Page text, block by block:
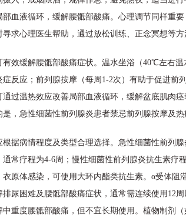
部血液循环，缓解腰骶部酸痛。心理调节同样重
寻求心理医生帮助，通过放松训练、正念冥想等方
有效缓解腰骶部酸痛症状。温水坐浴（40℃左右
症反应；前列腺按摩（每周1-2次）有助于促进前
通过温热效应改善局部血液循环，缓解盆底肌肉
，急性细菌性前列腺炎患者禁忌前列腺按摩及热
根据病情程度及类型合理选择。急性细菌性前列
通常疗程为4-6周；慢性细菌性前列腺炎抗生素疗
衣原体感染，可使用大环内酯类抗生素。α受体
尿困难及腰骶部酸痛症状，通常需连续使用12
中重度腰骶部酸痛，但不宜长期使用。植物制剂